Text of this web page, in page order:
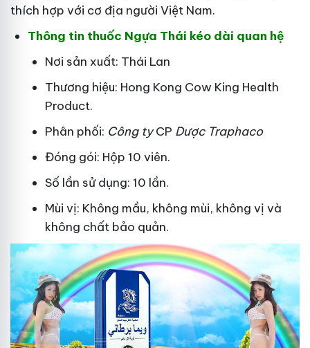
thích hợp với cơ địa người Việt Nam.
Thông tin thuốc Ngựa Thái kéo dài quan hệ
Nơi sản xuất: Thái Lan
Thương hiệu: Hong Kong Cow King Health
Product.
Phân phối: Công tyCP Dược Traphaco
Đóng gói: Hộp 10 viên.
Số lần sử dụng: 10 lần.
Mùi vị: Không mầu, không mùi, không vị và
không chất bảo quản.